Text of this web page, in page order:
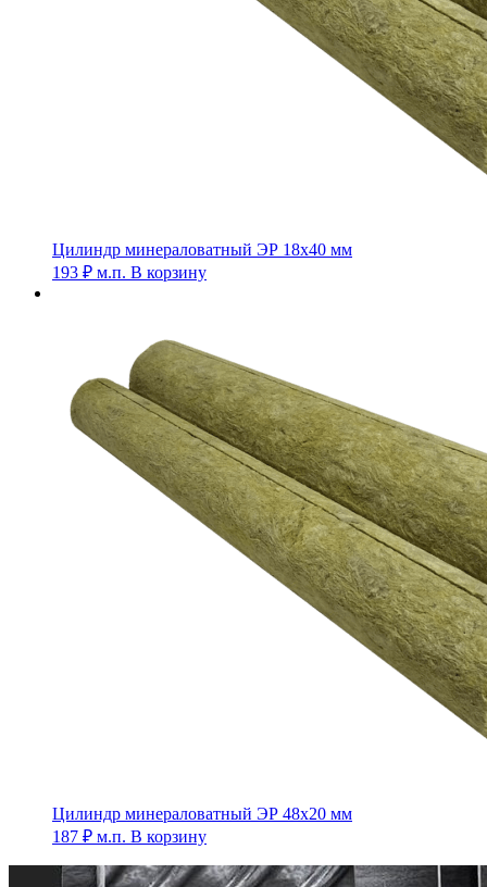
Цилиндр минераловатный ЭР 18х40 мм
193 ₽ м.п. В корзину
Цилиндр минераловатный ЭР 48х20 мм
187 ₽ м.п. В корзину